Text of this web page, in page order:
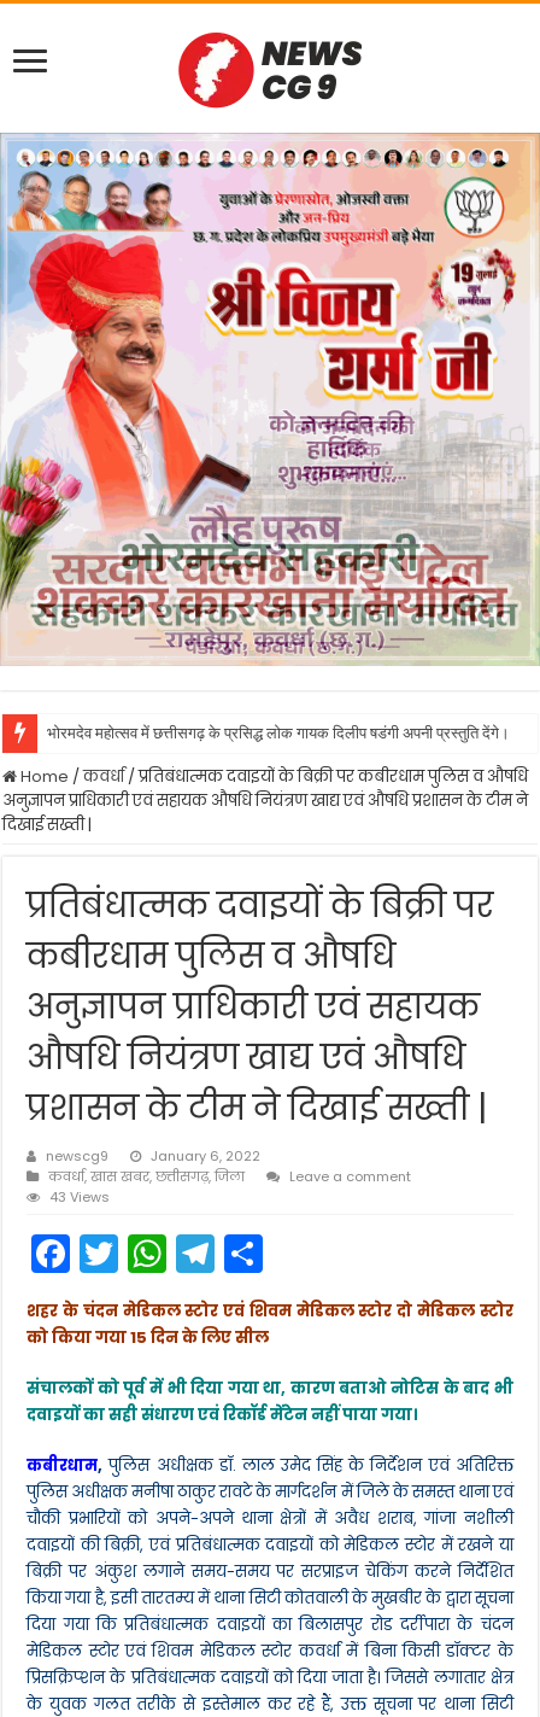
भोरमदेव महोत्सव में छत्तीसगढ़ के प्रसिद्ध लोक गायक दिलीप षडंगी अपनी प्रस्तुति देंगे।
Home /कवर्धा/प्रतिबंधात्मक दवाइयों के बिक्री पर कबीरधाम पुलिस व औषधि
अनुज्ञापन प्राधिकारी एवं सहायक औषधि नियंत्रण खाद्य एवं औषधि प्रशासन के टीम ने
दिखाई सख्ती |
प्रतिबंधात्मक दवाइयों के बिक्री पर
कबीरधाम पुलिस व औषधि
अनुज्ञापन प्राधिकारी एवं सहायक
औषधि नियंत्रण खाद्य एवं औषधि
प्रशासन के टीम ने दिखाई सख्ती |
newscg9
January 6, 2022
कवर्धा,खास खबर,छत्तीसगढ़,जिला
Leave a comment
43 Views
F
a
c
e
b
o
o
k
T
w
itt
er
W
h
a
ts
A
p
p
T
el
e
gr
a
m
h
ar
e
शहर के चंदन मेडिकल स्टोर एवं शिवम मेडिकल स्टोर दो मेडिकल स्टोर
को किया गया 15 दिन के लिए सील
संचालकों को पूर्व में भी दिया गया था, कारण बताओ नोटिस के बाद भी
दवाइयों का सही संधारण एवं रिकॉर्ड मेंटेन नहीं पाया गया।
कबीरधाम, पुलिस अधीक्षक डॉ. लाल उमेद सिंह के निर्देशन एवं अतिरिक्त
पुलिस अधीक्षक मनीषा ठाकुर रावटे के मार्गदर्शन में जिले के समस्त थाना एवं
चौकी प्रभारियों को अपने-अपने थाना क्षेत्रों में अवैध शराब, गांजा नशीली
दवाइयों की बिक्री, एवं प्रतिबंधात्मक दवाइयों को मेडिकल स्टोर में रखने या
बिक्री पर अंकुश लगाने समय-समय पर सरप्राइज चेकिंग करने निर्देशित
किया गया है, इसी तारतम्य में थाना सिटी कोतवाली के मुखबीर के द्वारा सूचना
दिया गया कि प्रतिबंधात्मक दवाइयों का बिलासपुर रोड दर्रीपारा के चंदन
मेडिकल स्टोर एवं शिवम मेडिकल स्टोर कवर्धा में बिना किसी डॉक्टर के
प्रिसक्रिप्शन के प्रतिबंधात्मक दवाइयों को दिया जाता है। जिससे लगातार क्षेत्र
के युवक गलत तरीके से इस्तेमाल कर रहे हैं, उक्त सूचना पर थाना सिटी